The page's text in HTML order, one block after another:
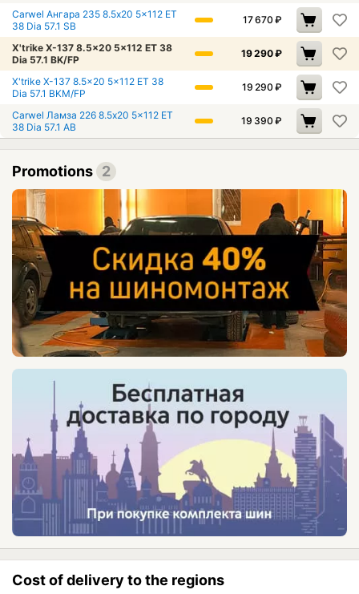
Carwel Ангара 235 8.5x20 5x112 ET
38 Dia 57.1 SB
17 670 ₽
X'trike X-137 8.5x20 5x112 ET 38
Dia 57.1 BK/FP
19 290₽
X'trike X-137 8.5x20 5x112 ET 38
Dia 57.1 BKM/FP
19 290 ₽
Carwel Ламза 226 8.5x20 5x112 ET
38 Dia 57.1 AB
19 390 ₽
Promotions 2
Cost of delivery to the regions